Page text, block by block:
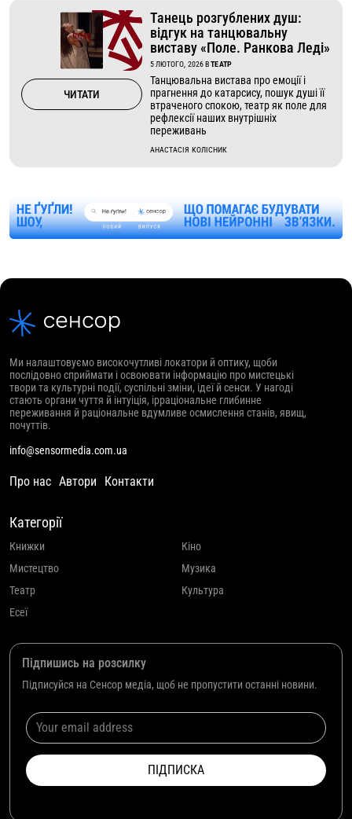
ЧИТАТИ
Танець розгублених душ:
відгук на танцювальну
виставу «Поле. Ранкова Леді»
5 ЛЮТОГО, 2026ВТЕАТР
Танцювальна вистава про емоції і
прагнення до катарсису, пошук душі її
втраченого спокою, театр як поле для
рефлексії наших внутрішніх
переживань
АНАСТАСІЯ КОЛІСНИК
Ми налаштовуємо високочутливі локатори й оптику, щоби
послідовно сприймати і освоювати інформацію про мистецькі
твори та культурні події, суспільні зміни, ідеї й сенси. У нагоді
стають органи чуття й інтуіція, ірраціональне глибинне
переживання й раціональне вдумливе осмислення станів, явищ,
почуттів.
info@sensormedia.com.ua
Про нас Автори Контакти
Категорії
Книжки
Мистецтво
Театр
Есеї
Кіно
Музика
Культура
Підпишись на розсилку
Підписуйся на Сенсор медіа, щоб не пропустити останні новини.